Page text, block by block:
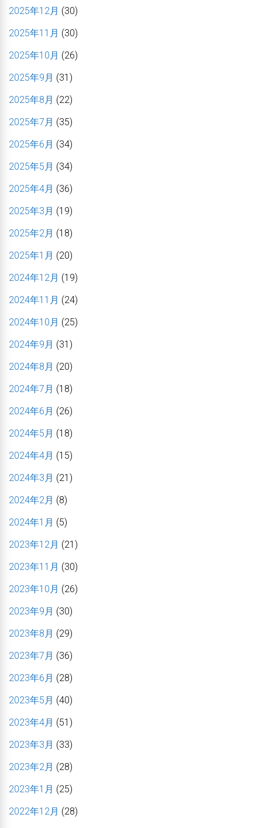
2025年12月 (30)
2025年11月 (30)
2025年10月 (26)
2025年9月 (31)
2025年8月 (22)
2025年7月 (35)
2025年6月 (34)
2025年5月 (34)
2025年4月 (36)
2025年3月 (19)
2025年2月 (18)
2025年1月 (20)
2024年12月 (19)
2024年11月 (24)
2024年10月 (25)
2024年9月 (31)
2024年8月 (20)
2024年7月 (18)
2024年6月 (26)
2024年5月 (18)
2024年4月 (15)
2024年3月 (21)
2024年2月 (8)
2024年1月 (5)
2023年12月 (21)
2023年11月 (30)
2023年10月 (26)
2023年9月 (30)
2023年8月 (29)
2023年7月 (36)
2023年6月 (28)
2023年5月 (40)
2023年4月 (51)
2023年3月 (33)
2023年2月 (28)
2023年1月 (25)
2022年12月 (28)